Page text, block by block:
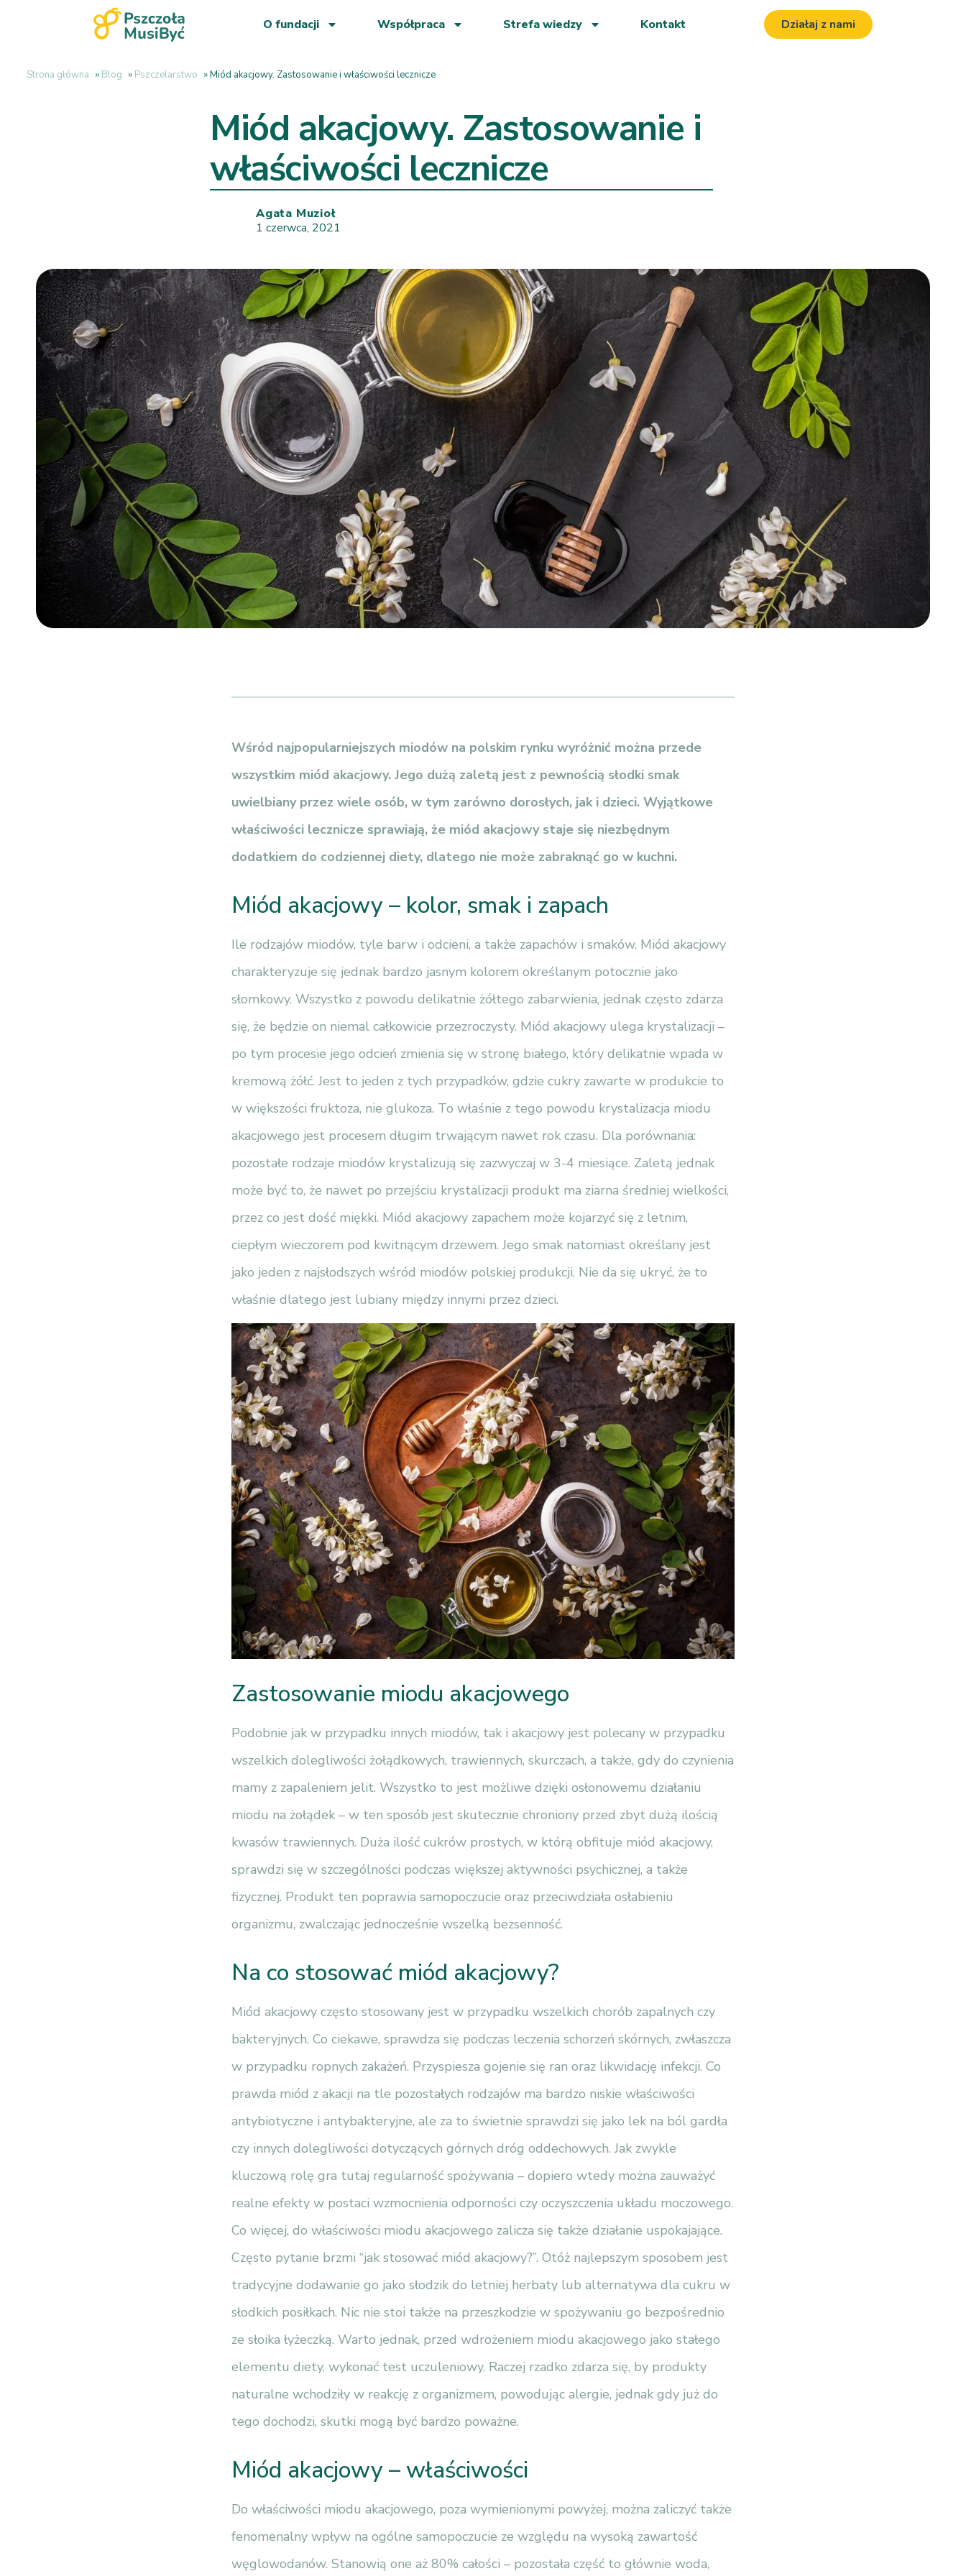
O fundacji Współpraca Strefa wiedzy Kontakt Działaj z nami
Strona główna » Blog » Pszczelarstwo »Miód akacjowy. Zastosowanie i właściwości lecznicze
Miód akacjowy. Zastosowanie i
właściwości lecznicze
Agata Muzioł
1 czerwca, 2021
Wśród najpopularniejszych miodów na polskim rynku wyróżnić można przede
wszystkim miód akacjowy. Jego dużą zaletą jest z pewnością słodki smak
uwielbiany przez wiele osób, w tym zarówno dorosłych, jak i dzieci. Wyjątkowe
właściwości lecznicze sprawiają, że miód akacjowy staje się niezbędnym
dodatkiem do codziennej diety, dlatego nie może zabraknąć go w kuchni.
Miód akacjowy – kolor, smak i zapach
Ile rodzajów miodów, tyle barw i odcieni, a także zapachów i smaków. Miód akacjowy
charakteryzuje się jednak bardzo jasnym kolorem określanym potocznie jako
słomkowy. Wszystko z powodu delikatnie żółtego zabarwienia, jednak często zdarza
się, że będzie on niemal całkowicie przezroczysty. Miód akacjowy ulega krystalizacji –
po tym procesie jego odcień zmienia się w stronę białego, który delikatnie wpada w
kremową żółć. Jest to jeden z tych przypadków, gdzie cukry zawarte w produkcie to
w większości fruktoza, nie glukoza. To właśnie z tego powodu krystalizacja miodu
akacjowego jest procesem długim trwającym nawet rok czasu. Dla porównania:
pozostałe rodzaje miodów krystalizują się zazwyczaj w 3-4 miesiące. Zaletą jednak
może być to, że nawet po przejściu krystalizacji produkt ma ziarna średniej wielkości,
przez co jest dość miękki. Miód akacjowy zapachem może kojarzyć się z letnim,
ciepłym wieczorem pod kwitnącym drzewem. Jego smak natomiast określany jest
jako jeden z najsłodszych wśród miodów polskiej produkcji. Nie da się ukryć, że to
właśnie dlatego jest lubiany między innymi przez dzieci.
Zastosowanie miodu akacjowego
Podobnie jak w przypadku innych miodów, tak i akacjowy jest polecany w przypadku
wszelkich dolegliwości żołądkowych, trawiennych, skurczach, a także, gdy do czynienia
mamy z zapaleniem jelit. Wszystko to jest możliwe dzięki osłonowemu działaniu
miodu na żołądek – w ten sposób jest skutecznie chroniony przed zbyt dużą ilością
kwasów trawiennych. Duża ilość cukrów prostych, w którą obfituje miód akacjowy,
sprawdzi się w szczególności podczas większej aktywności psychicznej, a także
fizycznej. Produkt ten poprawia samopoczucie oraz przeciwdziała osłabieniu
organizmu, zwalczając jednocześnie wszelką bezsenność.
Na co stosować miód akacjowy?
Miód akacjowy często stosowany jest w przypadku wszelkich chorób zapalnych czy
bakteryjnych. Co ciekawe, sprawdza się podczas leczenia schorzeń skórnych, zwłaszcza
w przypadku ropnych zakażeń. Przyspiesza gojenie się ran oraz likwidację infekcji. Co
prawda miód z akacji na tle pozostałych rodzajów ma bardzo niskie właściwości
antybiotyczne i antybakteryjne, ale za to świetnie sprawdzi się jako lek na ból gardła
czy innych dolegliwości dotyczących górnych dróg oddechowych. Jak zwykle
kluczową rolę gra tutaj regularność spożywania – dopiero wtedy można zauważyć
realne efekty w postaci wzmocnienia odporności czy oczyszczenia układu moczowego.
Co więcej, do właściwości miodu akacjowego zalicza się także działanie uspokajające.
Często pytanie brzmi “jak stosować miód akacjowy?”. Otóż najlepszym sposobem jest
tradycyjne dodawanie go jako słodzik do letniej herbaty lub alternatywa dla cukru w
słodkich posiłkach. Nic nie stoi także na przeszkodzie w spożywaniu go bezpośrednio
ze słoika łyżeczką. Warto jednak, przed wdrożeniem miodu akacjowego jako stałego
elementu diety, wykonać test uczuleniowy. Raczej rzadko zdarza się, by produkty
naturalne wchodziły w reakcję z organizmem, powodując alergie, jednak gdy już do
tego dochodzi, skutki mogą być bardzo poważne.
Miód akacjowy – właściwości
Do właściwości miodu akacjowego, poza wymienionymi powyżej, można zaliczyć także
fenomenalny wpływ na ogólne samopoczucie ze względu na wysoką zawartość
węglowodanów. Stanowią one aż 80% całości – pozostała część to głównie woda,